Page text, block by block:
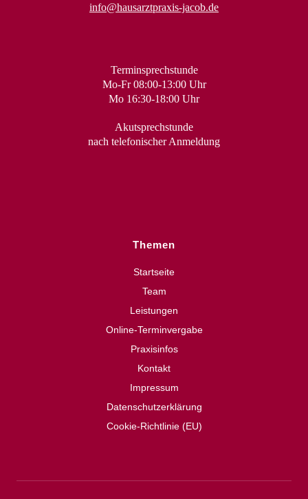
info@hausarztpraxis-jacob.de
Terminsprechstunde
Mo-Fr 08:00-13:00 Uhr
Mo 16:30-18:00 Uhr
Akutsprechstunde
nach telefonischer Anmeldung
Themen
Startseite
Team
Leistungen
Online-Terminvergabe
Praxisinfos
Kontakt
Impressum
Datenschutzerklärung
Cookie-Richtlinie (EU)